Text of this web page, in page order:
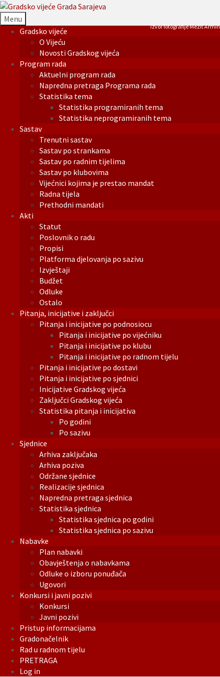
Menu
Gradsko vijeće
O Vijeću
Novosti Gradskog vijeća
Program rada
Aktuelni program rada
Napredna pretraga Programa rada
Statistika tema
Statistika programiranih tema
Statistika neprogramiranih tema
Sastav
Trenutni sastav
Sastav po strankama
Sastav po radnim tijelima
Sastav po klubovima
Vijećnici kojima je prestao mandat
Radna tijela
Prethodni mandati
Akti
Statut
Poslovnik o radu
Propisi
Platforma djelovanja po sazivu
Izvještaji
Budžet
Odluke
Ostalo
Pitanja, inicijative i zaključci
Pitanja i inicijative po podnosiocu
Pitanja i inicijative po vijećniku
Pitanja i inicijative po klubu
Pitanja i inicijative po radnom tijelu
Pitanja i inicijative po dostavi
Pitanja i inicijative po sjednici
Inicijative Gradskog vijeća
Zaključci Gradskog vijeća
Statistika pitanja i inicijativa
Po godini
Po sazivu
Sjednice
Arhiva zaključaka
Arhiva poziva
Održane sjednice
Realizacije sjednica
Napredna pretraga sjednica
Statistika sjednica
Statistika sjednica po godini
Statistika sjednica po sazivu
Nabavke
Plan nabavki
Obavještenja o nabavkama
Odluke o izboru ponuđača
Ugovori
Konkursi i javni pozivi
Konkursi
Javni pozivi
Pristup informacijama
Gradonačelnik
Rad u radnom tijelu
PRETRAGA
Log in
Izvor fotografije Mezit Armin